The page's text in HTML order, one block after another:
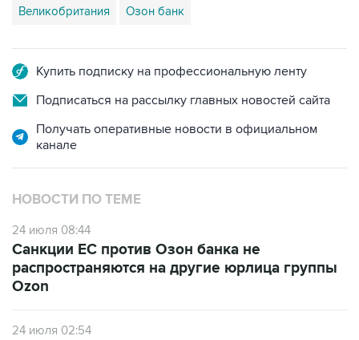
Великобритания Озон банк
Купить подписку на профессиональную ленту
Подписаться на рассылку главных новостей сайта
Получать оперативные новости в официальном
канале
НОВОСТИ ПО ТЕМЕ
24 июля 08:44
Санкции ЕС против Озон банка не
распространяются на другие юрлица группы
Ozon
24 июля 02:54